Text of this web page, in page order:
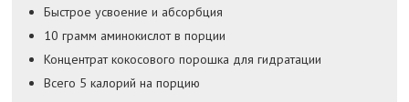
Быстрое усвоение и абсорбция
10 грамм аминокислот в порции
Концентрат кокосового порошка для гидратации
Всего 5 калорий на порцию